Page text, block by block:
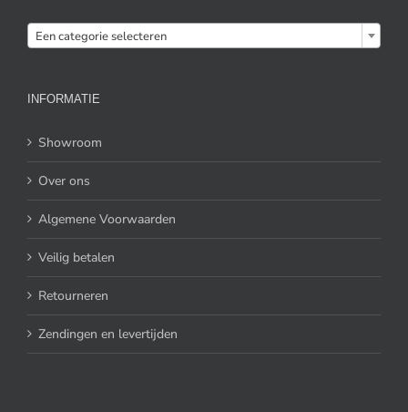
Een categorie selecteren
INFORMATIE
Showroom
Over ons
Algemene Voorwaarden
Veilig betalen
Retourneren
Zendingen en levertijden